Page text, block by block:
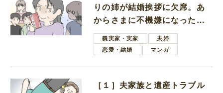
りの姉が結婚挨拶に欠席。あ
からさまに不機嫌になった義
母義実家・実家
夫婦
恋愛・結婚
マンガ
［１］夫家族と遺産トラブル